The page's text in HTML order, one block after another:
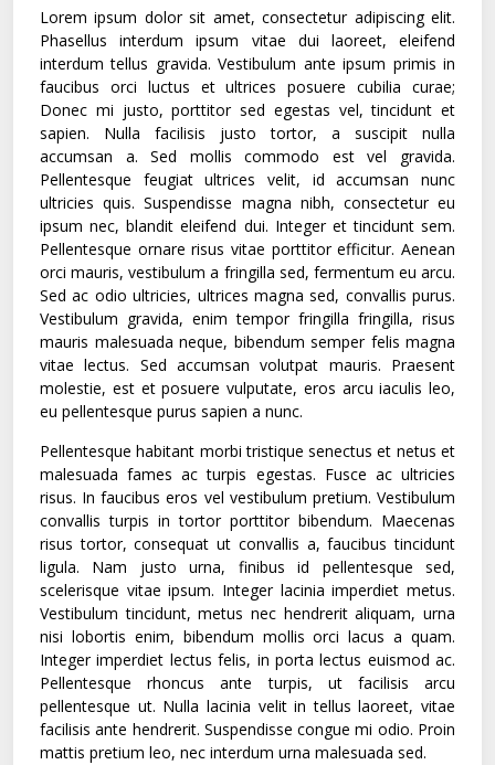
Lorem ipsum dolor sit amet, consectetur adipiscing elit.
Phasellus interdum ipsum vitae dui laoreet, eleifend
interdum tellus gravida. Vestibulum ante ipsum primis in
faucibus orci luctus et ultrices posuere cubilia curae;
Donec mi justo, porttitor sed egestas vel, tincidunt et
sapien. Nulla facilisis justo tortor, a suscipit nulla
accumsan a. Sed mollis commodo est vel gravida.
Pellentesque feugiat ultrices velit, id accumsan nunc
ultricies quis. Suspendisse magna nibh, consectetur eu
ipsum nec, blandit eleifend dui. Integer et tincidunt sem.
Pellentesque ornare risus vitae porttitor efficitur. Aenean
orci mauris, vestibulum a fringilla sed, fermentum eu arcu.
Sed ac odio ultricies, ultrices magna sed, convallis purus.
Vestibulum gravida, enim tempor fringilla fringilla, risus
mauris malesuada neque, bibendum semper felis magna
vitae lectus. Sed accumsan volutpat mauris. Praesent
molestie, est et posuere vulputate, eros arcu iaculis leo,
eu pellentesque purus sapien a nunc.
Pellentesque habitant morbi tristique senectus et netus et
malesuada fames ac turpis egestas. Fusce ac ultricies
risus. In faucibus eros vel vestibulum pretium. Vestibulum
convallis turpis in tortor porttitor bibendum. Maecenas
risus tortor, consequat ut convallis a, faucibus tincidunt
ligula. Nam justo urna, finibus id pellentesque sed,
scelerisque vitae ipsum. Integer lacinia imperdiet metus.
Vestibulum tincidunt, metus nec hendrerit aliquam, urna
nisi lobortis enim, bibendum mollis orci lacus a quam.
Integer imperdiet lectus felis, in porta lectus euismod ac.
Pellentesque rhoncus ante turpis, ut facilisis arcu
pellentesque ut. Nulla lacinia velit in tellus laoreet, vitae
facilisis ante hendrerit. Suspendisse congue mi odio. Proin
mattis pretium leo, nec interdum urna malesuada sed.